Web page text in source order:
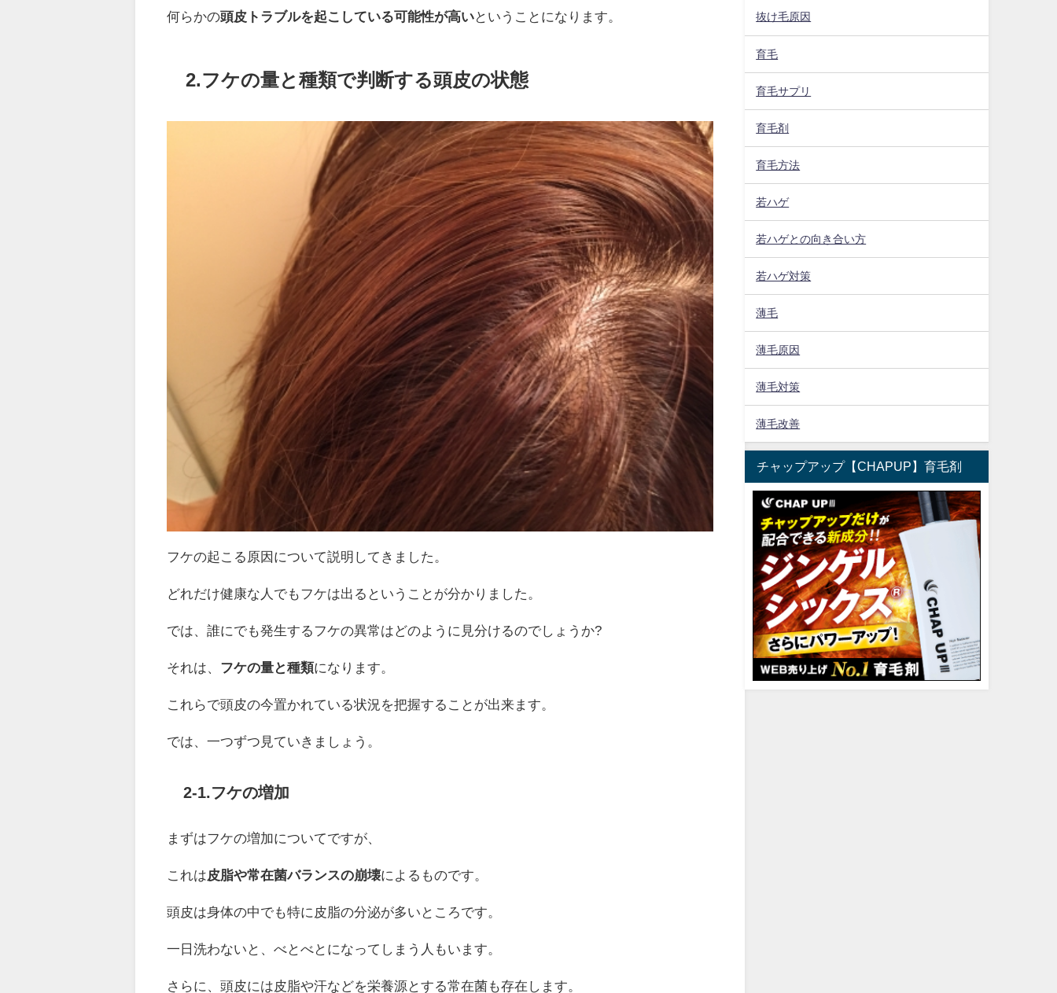
何らかの頭皮トラブルを起こしている可能性が高いということになります。
2.フケの量と種類で判断する頭皮の状態
フケの起こる原因について説明してきました。
どれだけ健康な人でもフケは出るということが分かりました。
では、誰にでも発生するフケの異常はどのように見分けるのでしょうか?
それは、 フケの量と種類になります。
これらで頭皮の今置かれている状況を把握することが出来ます。
では、一つずつ見ていきましょう。
2-1.フケの増加
まずはフケの増加についてですが、
これは皮脂や常在菌バランスの崩壊によるものです。
頭皮は身体の中でも特に皮脂の分泌が多いところです。
一日洗わないと、べとべとになってしまう人もいます。
さらに、頭皮には皮脂や汗などを栄養源とする常在菌も存在します。
抜け毛原因
育毛
育毛サプリ
育毛剤
育毛方法
若ハゲ
若ハゲとの向き合い方
若ハゲ対策
薄毛
薄毛原因
薄毛対策
薄毛改善
チャップアップ【CHAPUP】育毛剤